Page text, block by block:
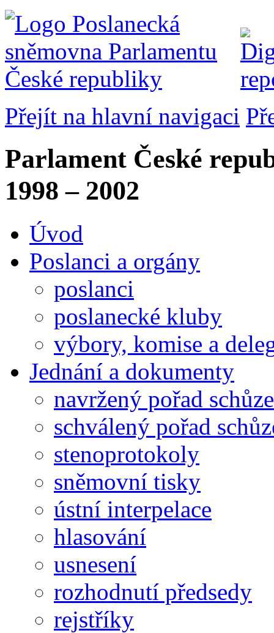
Přejít na hlavní navigaci
Parlament České
1998 – 2002
Úvod
Poslanci a orgány
poslanci
poslanecké kluby
výbory, komise a
Jednání a dokumenty
navržený pořad schůze
schválený pořad
stenoprotokoly
sněmovní tisky
ústní interpelace
hlasování
usnesení
rozhodnutí předsedy
rejstříky